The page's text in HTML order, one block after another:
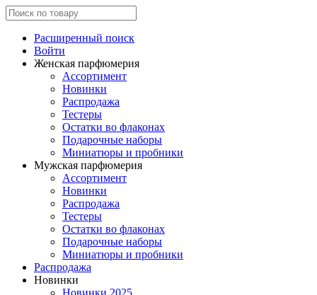
Расширенный поиск
Войти
Женская парфюмерия
Ассортимент
Новинки
Распродажа
Тестеры
Остатки во флаконах
Подарочные наборы
Миниатюры и пробники
Мужская парфюмерия
Ассортимент
Новинки
Распродажа
Тестеры
Остатки во флаконах
Подарочные наборы
Миниатюры и пробники
Распродажа
Новинки
Новинки 2025